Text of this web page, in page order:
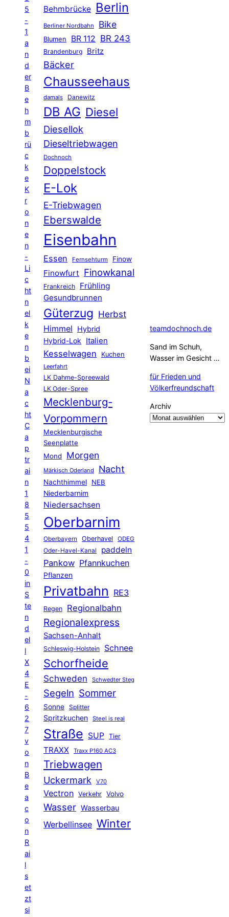
5
-
1
a
n
d
er
B
e
h
m
b
rü
c
k
e
K
r
o
n
e
n
-
Li
c
ht
n
el
k
e
n
b
ei
N
a
c
ht
C
a
p
tr
ai
n
1
8
5
5
4
1
-
0
in
S
te
n
d
el
l
X
4
E
-
6
2
7
v
o
n
B
e
a
c
o
n
R
ai
l
s
et
zt
si
Behmbrücke Berlin
Berliner Nordbahn Bike
Blumen BR 112 BR 243
Brandenburg Britz
Bäcker
Chausseehaus
damals Danewitz
DB AG Diesel
Diesellok
Dieseltriebwagen
Dochnoch
Doppelstock
E-Lok
E-Triebwagen
Eberswalde
Eisenbahn
Essen Fernsehturm Finow
Finowfurt Finowkanal
Frankreich Frühling
Gesundbrunnen
Güterzug Herbst
Himmel
Hybrid
Hybrid-Lok Italien
Kesselwagen Kuchen
Leerfahrt
LK Dahme-Spreewald
LK Oder-Spree
Mecklenburg-
Vorpommern
Mecklenburgische
Seenplatte
Mond
Morgen
Märkisch Oderland Nacht
Nachthimmel
NEB
Niederbarnim
Niedersachsen
Oberbarnim
Oberbayern Oberhavel ODEG
Oder-Havel-Kanal paddeln
Pankow Pfannkuchen
Pflanzen
Privatbahn RE3
Regen Regionalbahn
Regionalexpress
Sachsen-Anhalt
Schleswig-Holstein Schnee
Schorfheide
Schweden Schwedter Steg
Segeln Sommer
Sonne Splitter
Spritzkuchen Steel is real
Straße SUP Tier
TRAXX Traxx P160 AC3
Triebwagen
Uckermark V70
Vectron Verkehr Volvo
Wasser Wasserbau
Werbellinsee Winter
teamdochnoch.de
Sand im Schuh,
Wasser im Gesicht …
für Frieden und
Völkerfreundschaft
Archiv